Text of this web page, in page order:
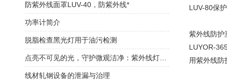
LUV-80保
紫外线防护
LUYOR-
用紫外线
防紫外线面罩LUV-40，防紫外线*
功率计简介
脱脂检查黑光灯用于油污检测
线材轧钢设备的泄漏与治理